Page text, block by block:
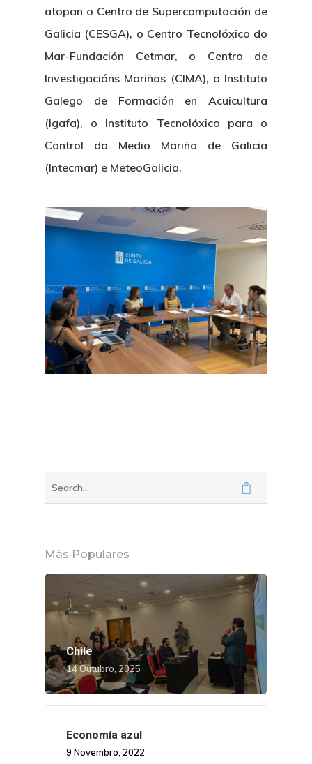
atopan o Centro de Supercomputación de
Galicia (CESGA), o Centro Tecnolóxico do
Mar-Fundación Cetmar, o Centro de
Investigacións Mariñas (CIMA), o Instituto
Galego de Formación en Acuicultura
(Igafa), o Instituto Tecnolóxico para o
Control do Medio Mariño de Galicia
(Intecmar) e MeteoGalicia.
Más Populares
Chile
14 Outubro, 2025
Economía azul
9 Novembro, 2022